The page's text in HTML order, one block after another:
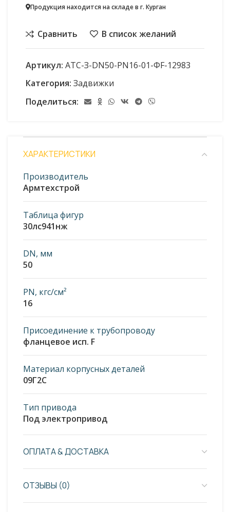
Продукция находится на складе в г. Курган
Сравнить В список желаний
Артикул: АТС-З-DN50-PN16-01-ФF-12983
Категория: Задвижки
Поделиться:
ХАРАКТЕРИСТИКИ
Производитель
Армтехстрой
Таблица фигур
30лс941нж
DN, мм
50
PN, кгс/см²
16
Присоединение к трубопроводу
фланцевое исп. F
Материал корпусных деталей
09Г2С
Тип привода
Под электропривод
ОПЛАТА & ДОСТАВКА
ОТЗЫВЫ (0)